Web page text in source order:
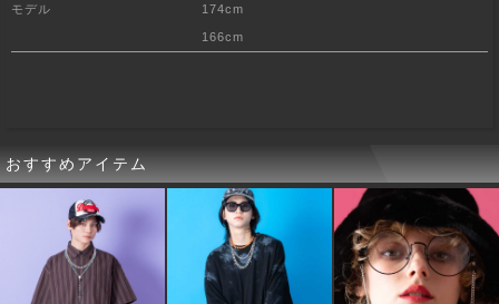
モデル 174cm
166cm
おすすめアイテム